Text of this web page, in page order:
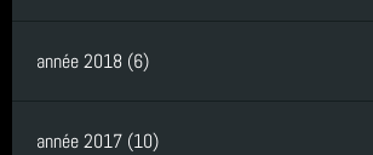
année 2018 (6)
année 2017 (10)